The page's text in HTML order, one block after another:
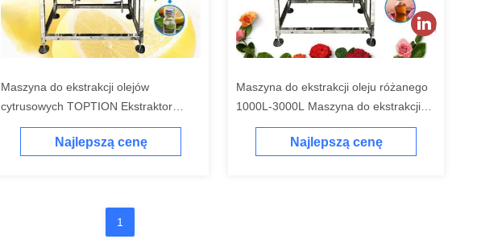
Maszyna do ekstrakcji olejów
cytrusowych TOPTION Ekstraktor
olejów ziołowych
Najlepszą cenę
Maszyna do ekstrakcji oleju różanego
1000L-3000L Maszyna do ekstrakcji
olejów eterycznych przemysłowych
Najlepszą cenę
1